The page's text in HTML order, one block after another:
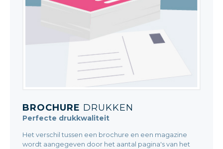
BROCHURE DRUKKEN
Perfecte drukkwaliteit
Het verschil tussen een brochure en een magazine
wordt aangegeven door het aantal pagina's van het